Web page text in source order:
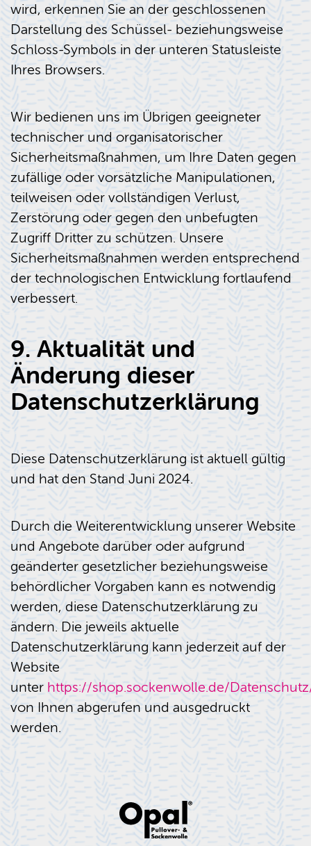
wird, erkennen Sie an der geschlossenen
Darstellung des Schüssel- beziehungsweise
Schloss-Symbols in der unteren Statusleiste
Ihres Browsers.
Wir bedienen uns im Übrigen geeigneter
technischer und organisatorischer
Sicherheitsmaßnahmen, um Ihre Daten gegen
zufällige oder vorsätzliche Manipulationen,
teilweisen oder vollständigen Verlust,
Zerstörung oder gegen den unbefugten
Zugriff Dritter zu schützen. Unsere
Sicherheitsmaßnahmen werden entsprechend
der technologischen Entwicklung fortlaufend
verbessert.
9. Aktualität und
Änderung dieser
Datenschutzerklärung
Diese Datenschutzerklärung ist aktuell gültig
und hat den Stand Juni 2024.
Durch die Weiterentwicklung unserer Website
und Angebote darüber oder aufgrund
geänderter gesetzlicher beziehungsweise
behördlicher Vorgaben kann es notwendig
werden, diese Datenschutzerklärung zu
ändern. Die jeweils aktuelle
Datenschutzerklärung kann jederzeit auf der
Website
unter https://shop.sockenwolle.de/
von Ihnen abgerufen und ausgedruckt
werden.